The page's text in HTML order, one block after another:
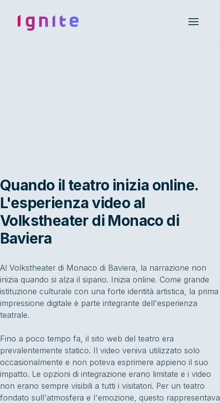
Ignite • Video Experience Cloud
Open
Quando il teatro inizia online.
L'esperienza video al
Volkstheater di Monaco di
Baviera
Al Volkstheater di Monaco di Baviera, la narrazione non
inizia quando si alza il sipario. Inizia online. Come grande
istituzione culturale con una forte identità artistica, la prima
impressione digitale è parte integrante dell'esperienza
teatrale.
Fino a poco tempo fa, il sito web del teatro era
prevalentemente statico. Il video veniva utilizzato solo
occasionalmente e non poteva esprimere appieno il suo
impatto. Le opzioni di integrazione erano limitate e i video
non erano sempre visibili a tutti i visitatori. Per un teatro
fondato sull'atmosfera e l'emozione, questo rappresentava